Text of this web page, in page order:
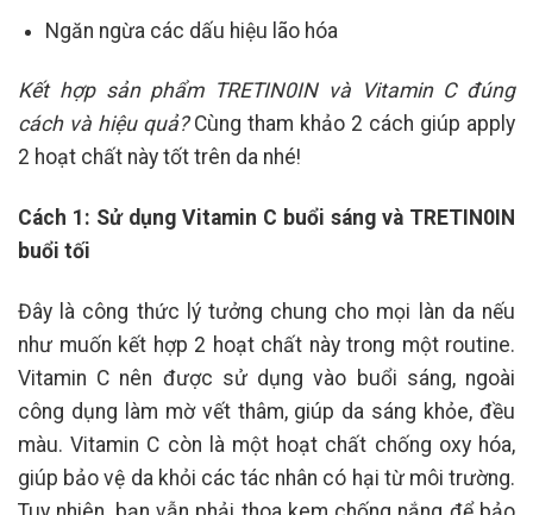
Ngăn ngừa các dấu hiệu lão hóa
Kết hợp sản phẩm TRETIN0IN và Vitamin C đúng
cách và hiệu quả? Cùng tham khảo 2 cách giúp apply
2 hoạt chất này tốt trên da nhé!
Cách 1: Sử dụng Vitamin C buổi sáng và TRETIN0IN
buổi tối
Đây là công thức lý tưởng chung cho mọi làn da nếu
như muốn kết hợp 2 hoạt chất này trong một routine.
Vitamin C nên được sử dụng vào buổi sáng, ngoài
công dụng làm mờ vết thâm, giúp da sáng khỏe, đều
màu. Vitamin C còn là một hoạt chất chống oxy hóa,
giúp bảo vệ da khỏi các tác nhân có hại từ môi trường.